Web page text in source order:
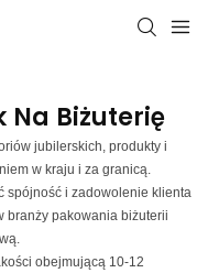
Na Biżuterię
jubilerskich, produkty i
w kraju i za granicą.
spójność i zadowolenie klienta
branży pakowania biżuterii
obejmującą 10-12